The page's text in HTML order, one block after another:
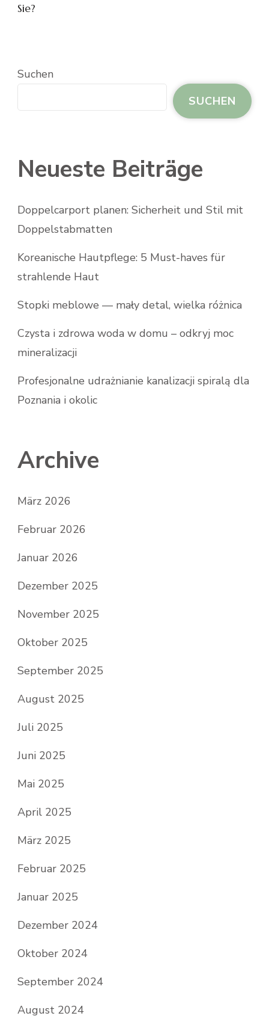
Sie?
Suchen
SUCHEN
Neueste Beiträge
Doppelcarport planen: Sicherheit und Stil mit
Doppelstabmatten
Koreanische Hautpflege: 5 Must-haves für
strahlende Haut
Stopki meblowe — mały detal, wielka różnica
Czysta i zdrowa woda w domu – odkryj moc
mineralizacji
Profesjonalne udrażnianie kanalizacji spiralą dla
Poznania i okolic
Archive
März 2026
Februar 2026
Januar 2026
Dezember 2025
November 2025
Oktober 2025
September 2025
August 2025
Juli 2025
Juni 2025
Mai 2025
April 2025
März 2025
Februar 2025
Januar 2025
Dezember 2024
Oktober 2024
September 2024
August 2024